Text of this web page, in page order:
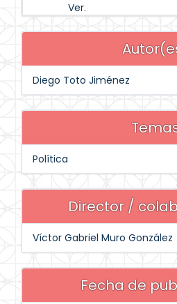
Ver.
Diego Toto Jiménez
Política
Director /
Víctor Gabriel Muro González
Fecha de